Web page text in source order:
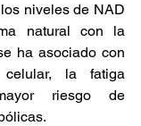
niveles de NAD
natural con la
ha asociado con
celular, la fatiga
riesgo de